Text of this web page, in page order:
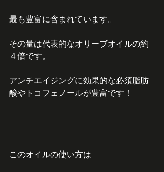
最も豊富に含まれています。
その量は代表的なオリーブオイルの約
４倍です。
アンチエイジングに効果的な必須脂肪
酸やトコフェノールが豊富です！
このオイルの使い方は